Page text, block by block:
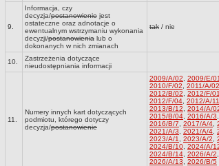
9.
Informacja, czy
decyzja/postanowienie jest
ostateczne oraz adnotacje o
ewentualnym wstrzymaniu wykonania
decyzji/postanowienia lub o
dokonanych w nich zmianach
tak / nie
10.
Zastrzeżenia dotyczące
nieudostępniania informacji
11.
Numery innych kart dotyczących
podmiotu, którego dotyczy
decyzja/postanowienie
2009/A/02 2009/E/01
2010/F/02
2011/A/02
2012/B/02
2012/F/01
2012/F/04 2012/A/11
2013/B/12
2014/A/
2015/B/04 2016/A/3
2016/B/7
2017/A/4
2021/A/3
2021/A/4
2023/A/1
2023/A/2
2024/B/10 2024/A/
2024/B/14 2026/A/2
2026/A/13
2026/B/5